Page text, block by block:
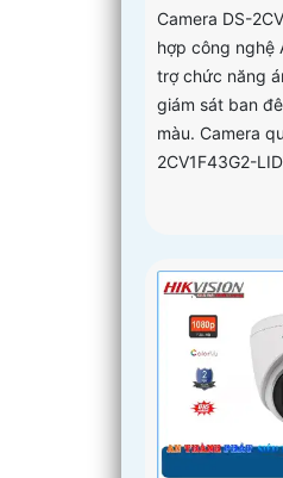
Camera DS-
hợp công nghệ
trợ chức năng
giám sát ban
màu. Camera
2CV1F43G2-